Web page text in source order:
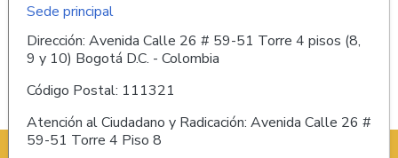
Sede principal
Dirección: Avenida Calle 26 # 59-51 Torre 4 pisos (8,
9 y 10) Bogotá D.C. - Colombia
Código Postal: 111321
Atención al Ciudadano y Radicación: Avenida Calle 26 #
59-51 Torre 4 Piso 8